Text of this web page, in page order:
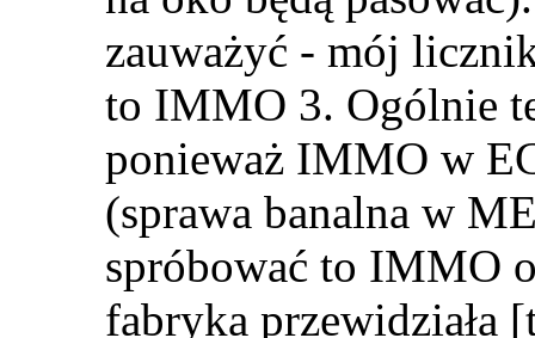
zauważyć - mój
to IMMO 3. Ogólnie
ponieważ IMMO w
(sprawa banalna w
spróbować to IMMO
fabryka przewidziała